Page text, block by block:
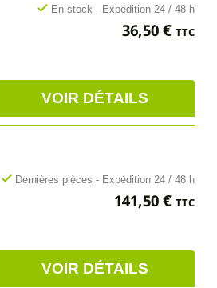
check En stock - Expédition 24 / 48 h
Prix
36,50 € TTC
VOIR DÉTAILS
check Dernières pièces - Expédition 24 / 48 h
Prix
141,50 € TTC
VOIR DÉTAILS